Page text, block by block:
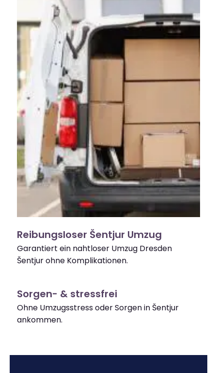
Reibungsloser Šentjur Umzug
Garantiert ein nahtloser Umzug Dresden
Šentjur ohne Komplikationen.
Sorgen- & stressfrei
Ohne Umzugsstress oder Sorgen in Šentjur
ankommen.